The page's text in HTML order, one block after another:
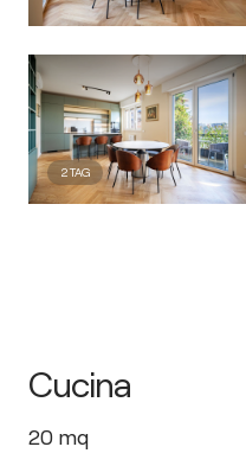
2TAG
Cucina
20 mq